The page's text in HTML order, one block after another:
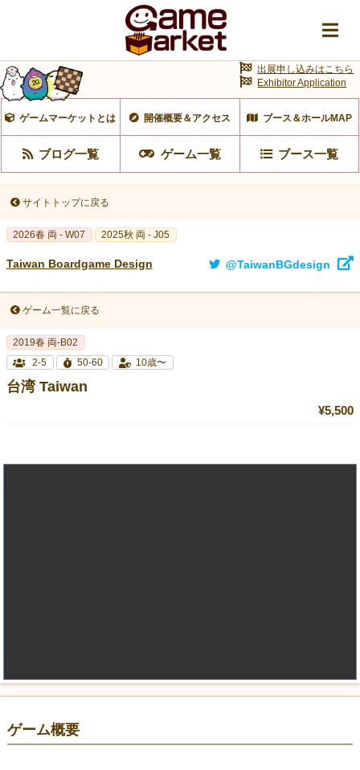
ゲームマーケットとは 開催概要＆アクセス ブース＆ホールMAP
ブログ一覧 ゲーム一覧 ブース一覧
出展申し込みはこちら
Exhibitor Application
サイトトップに戻る
2026春 両 - W07 2025秋 両 - J05
Taiwan Boardgame Design @TaiwanBGdesign
ゲーム一覧に戻る
2019春 両-B02
2-5
50-60 10歳〜
台湾 Taiwan
¥5,500
ゲーム概要